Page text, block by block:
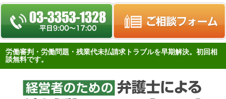
労働審判・労働問題・残業代未払請求トラブルを早期解決。初回相
談無料です。